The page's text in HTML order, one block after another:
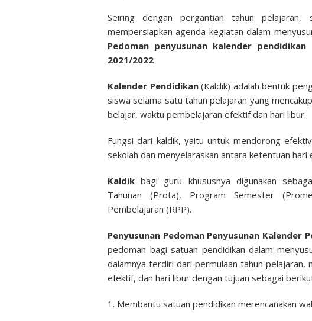
Seiring dengan pergantian tahun
mempersiapkan agenda kegiatan dalam
Pedoman penyusunan kalender
2021/2022
Kalender Pendidikan(Kaldik) adalah bentuk
siswa selama satu tahun pelajaran yang
belajar, waktu pembelajaran efektif dan hari libur.
Fungsi dari kaldik, yaitu untuk mendorong
sekolah dan menyelaraskan antara ketentuan
Kaldikbagi guru khususnya digunakan
Tahunan (Prota), Program Semester
Pembelajaran (RPP).
Penyusunan Pedoman Penyusunan Kalender
pedoman bagi satuan pendidikan dalam
dalamnya terdiri dari permulaan tahun
efektif, dan hari libur dengan tujuan sebagai
1. Membantu satuan pendidikan merencanakan